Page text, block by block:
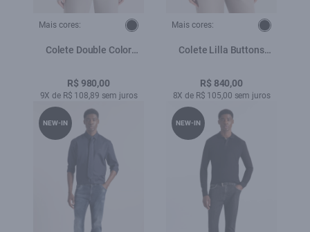
Mais cores:
Colete Double Color
Claro
R$ 980,00
9X de R$ 108,89 sem juros
Mais cores:
Colete Lilla Buttons
R$ 840,00
8X de R$ 105,00 sem juros
NEW-IN NEW-IN